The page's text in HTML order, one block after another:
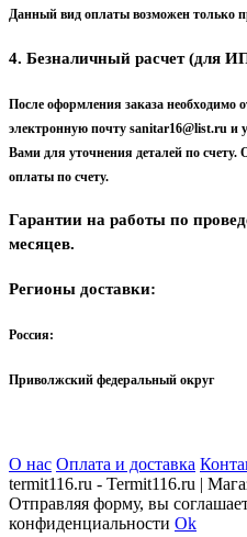
Данный вид оплаты возможен только
4. Безналичный расчет (для
После оформления заказа необходимо
электронную почту sanitar16@list.ru и
Вами для уточнения деталей по счету.
оплаты по счету.
Гарантии на работы по
месяцев.
Регионы доставки:
Россия:
Приволжский федеральный округ
О нас Оплата и доставка
termit116.ru - Termit116.ru |
Отправляя форму, вы
конфиденциальности Ok